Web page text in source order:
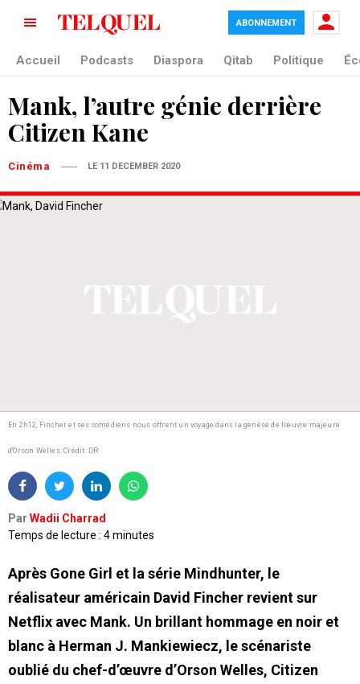
ABONNEMENT
Accueil Podcasts Diaspora Qitab Politique
Mank, l’autre génie derrière
Citizen Kane
Cinéma LE 11 DECEMBER 2020
En 2h12, Fincher et ses comédiens nous offrent un voyage dans la genèse de l'œuvre majeure
d'Orson Welles.Crédit: DR
Par Wadii Charrad
Temps de lecture : 4 minutes
Après Gone Girl et la série Mindhunter, le
réalisateur américain David Fincher revient sur
Netflix avec Mank. Un brillant hommage en noir et
blanc à Herman J. Mankiewiecz, le scénariste
oublié du chef-d’œuvre d’Orson Welles, Citizen